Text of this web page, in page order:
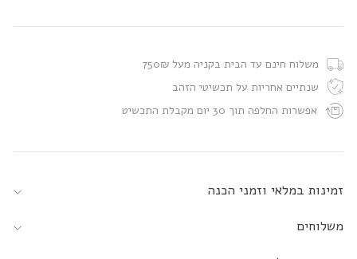
משלוח חינם עד הבית בקניה מעל 750₪
שנתיים אחריות על תכשיטי הזהב
אפשרות החלפה תוך 30 יום מקבלת התכשיט
זמינות במלאי וזמני הכנה
משלוחים